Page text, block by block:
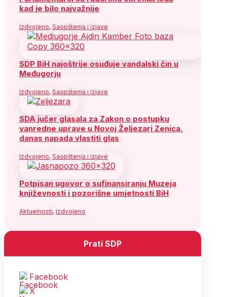
kad je bilo najvažnije
Izdvojeno, Saopštenja i izjave
SDP BiH najoštrije osuđuje vandalski čin u
Međugorju
Izdvojeno, Saopštenja i izjave
SDA jučer glasala za Zakon o postupku
vanredne uprave u Novoj Željezari Zenica,
danas napada vlastiti glas
Izdvojeno, Saopštenja i izjave
Potpisan ugovor o sufinansiranju Muzeja
književnosti i pozorišne umjetnosti BiH
Aktuelnosti, Izdvojeno
Prati SDP
Facebook
X